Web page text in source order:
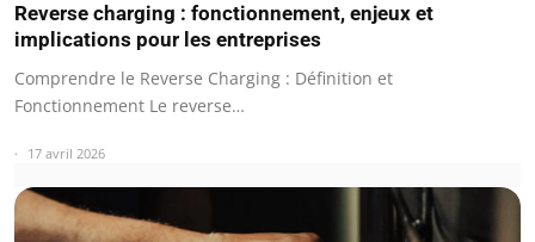
Reverse charging : fonctionnement, enjeux et
implications pour les entreprises
Comprendre le Reverse Charging : Définition et
Fonctionnement Le reverse…
17 avril 2026